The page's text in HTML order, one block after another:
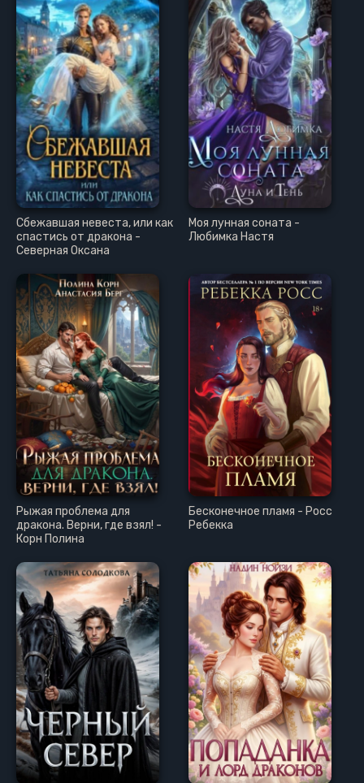
Сбежавшая невеста, или как
спастись от дракона -
Северная Оксана
Моя лунная соната -
Любимка Настя
Рыжая проблема для
дракона. Верни, где взял! -
Корн Полина
Бесконечное пламя - Росс
Ребекка